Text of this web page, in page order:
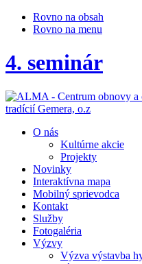
Rovno na obsah
Rovno na menu
4. seminár
O nás
Kultúrne akcie
Projekty
Novinky
Interaktívna mapa
Mobilný sprievodca
Kontakt
Služby
Fotogaléria
Výzvy
Výzva výstavba